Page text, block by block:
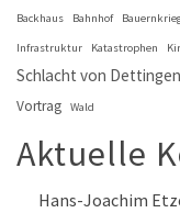
Backhaus Bahnhof
Infrastruktur Katastrophen
Schlacht von Dettingen
Vortrag Wald
Aktuelle
Hans-Joachim